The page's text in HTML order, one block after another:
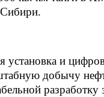
и
добычу
разработку